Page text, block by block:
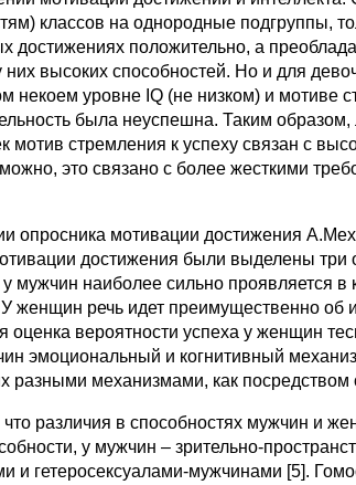
классов на однородные подгруппы,
достижениях положительно, а
высоких способностей. Но и для
некоем уровне IQ (не низком) и мотиве
была неуспешна. Таким
стремления к успеху связан с
это связано с более жесткими
мотивации достижения
достижения были выделены
наиболее сильно проявляется в
женщин речь идет преимущественно
оценка вероятности успеха у женщин
эмоциональный и когнитивный
разными механизмами, как посредством
различия в способностях мужчин и
у мужчин – зрительно-
и гетеросексуалами-мужчинами [5].